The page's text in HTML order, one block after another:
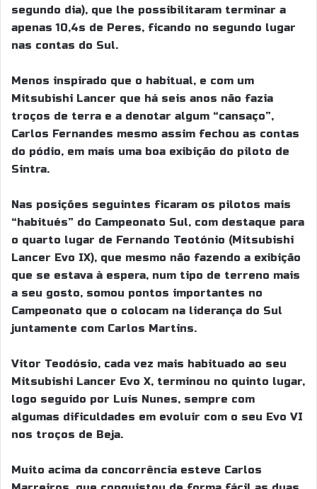
segundo dia), que lhe possibilitaram terminar a
apenas 10,4s de Peres, ficando no segundo lugar
nas contas do Sul.
Menos inspirado que o habitual, e com um
Mitsubishi Lancer que há seis anos não fazia
troços de terra e a denotar algum “cansaço”,
Carlos Fernandes mesmo assim fechou as contas
do pódio, em mais uma boa exibição do piloto de
Sintra.
Nas posições seguintes ficaram os pilotos mais
“habitués” do Campeonato Sul, com destaque para
o quarto lugar de Fernando Teotónio (Mitsubishi
Lancer Evo IX), que mesmo não fazendo a exibição
que se estava à espera, num tipo de terreno mais
a seu gosto, somou pontos importantes no
Campeonato que o colocam na liderança do Sul
juntamente com Carlos Martins.
Vitor Teodósio, cada vez mais habituado ao seu
Mitsubishi Lancer Evo X, terminou no quinto lugar,
logo seguido por Luís Nunes, sempre com
algumas dificuldades em evoluir com o seu Evo VI
nos troços de Beja.
Muito acima da concorrência esteve Carlos